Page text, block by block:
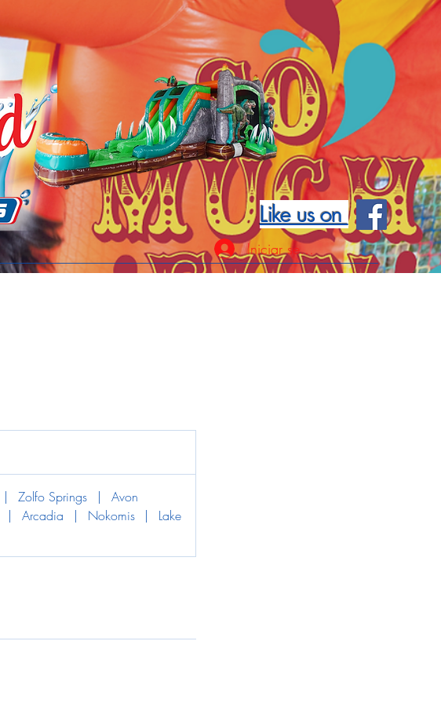
Like us on
Iniciar sesión
| Zolfo Springs |
Avon
| Arcadia | Nokomis |
Lake